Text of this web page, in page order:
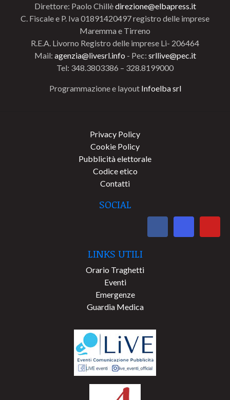
Direttore: Paolo Chillèdirezione@elbapress.it
C. Fiscale e P. Iva 01891420497 registro delle imprese
Maremma e Tirreno
R.E.A. Livorno Registro delle imprese Li- 206464
Mail: agenzia@livesrl.info - Pec: srllive@pec.it
Tel: 348.3803386 – 328.8199000
Programmazione e layout Infoelba srl
Privacy Policy
Cookie Policy
Pubblicità elettorale
Codice etico
Contatti
SOCIAL
LINKS UTILI
Orario Traghetti
Eventi
Emergenze
Guardia Medica